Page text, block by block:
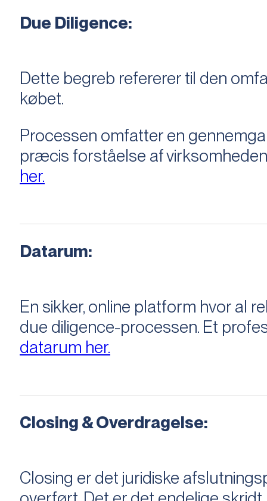
Due Diligence:
Dette begreb refererer til den
købet.
Processen omfatter en
præcis forståelse af
her.
Datarum:
En sikker, online platform hvor al
due diligence-processen. Et
datarum her.
Closing & Overdragelse:
Closing er det juridiske